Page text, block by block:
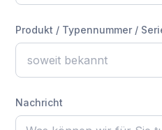
Produkt / Typennummer /
Nachricht